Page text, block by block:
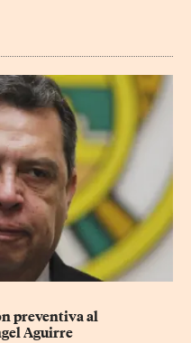
preventiva al
Aguirre